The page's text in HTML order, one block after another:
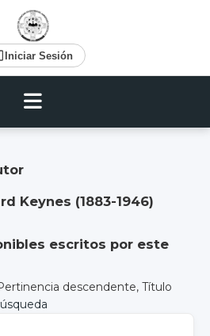
Iniciar Sesión
Keynes (1883-1946)
escritos por este
descendente, Título